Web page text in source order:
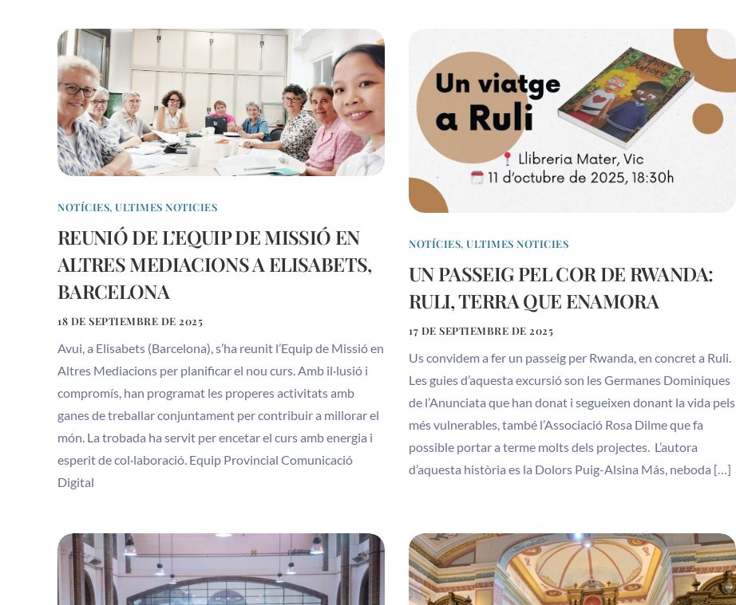
NOTÍCIES,ULTIMES NOTICIES
REUNIÓ DE L’EQUIP DE MISSIÓ EN
ALTRES MEDIACIONS A ELISABETS,
BARCELONA
18 DE SEPTIEMBRE DE 2025
Avui, a Elisabets (Barcelona), s’ha reunit l’Equip de Missió en
Altres Mediacions per planificar el nou curs. Amb il·lusió i
compromís, han programat les properes activitats amb
ganes de treballar conjuntament per contribuir a millorar el
món. La trobada ha servit per encetar el curs amb energia i
esperit de col·laboració. Equip Provincial Comunicació
Digital
NOTÍCIES,ULTIMES NOTICIES
UN PASSEIG PEL COR DE RWANDA:
RULI, TERRA QUE ENAMORA
17 DE SEPTIEMBRE DE 2025
Us convidem a fer un passeig per Rwanda, en concret a Ruli.
Les guies d’aquesta excursió son les Germanes Dominiques
de l’Anunciata que han donat i segueixen donant la vida pels
més vulnerables, també l’Associació Rosa Dilme que fa
possible portar a terme molts dels projectes. L’autora
d’aquesta història es la Dolors Puig-Alsina Más, neboda […]